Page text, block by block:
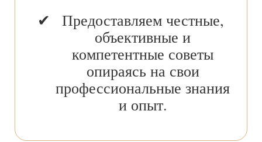
Предоставляем честные,
объективные и
компетентные советы
опираясь на свои
профессиональные знания
и опыт.